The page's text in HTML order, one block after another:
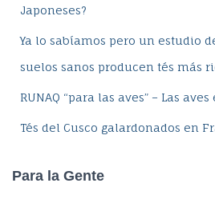
Japoneses?
Ya lo sabíamos pero un estudio
suelos sanos producen tés más
RUNAQ “para las aves” – Las
Tés del Cusco galardonados en
Para la Gente